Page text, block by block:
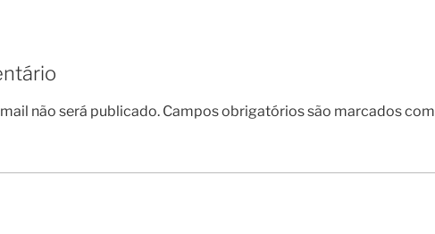
não será publicado. Campos obrigatórios são marcados com